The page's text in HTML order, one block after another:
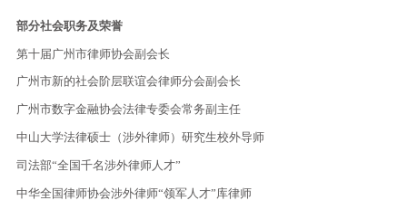
部分社会职务及荣誉
第十届广州市律师协会副会长
广州市新的社会阶层联谊会律师分会副会长
广州市数字金融协会法律专委会常务副主任
中山大学法律硕士（涉外律师）研究生校外导师
司法部“全国千名涉外律师人才”
中华全国律师协会涉外律师“领军人才”库律师